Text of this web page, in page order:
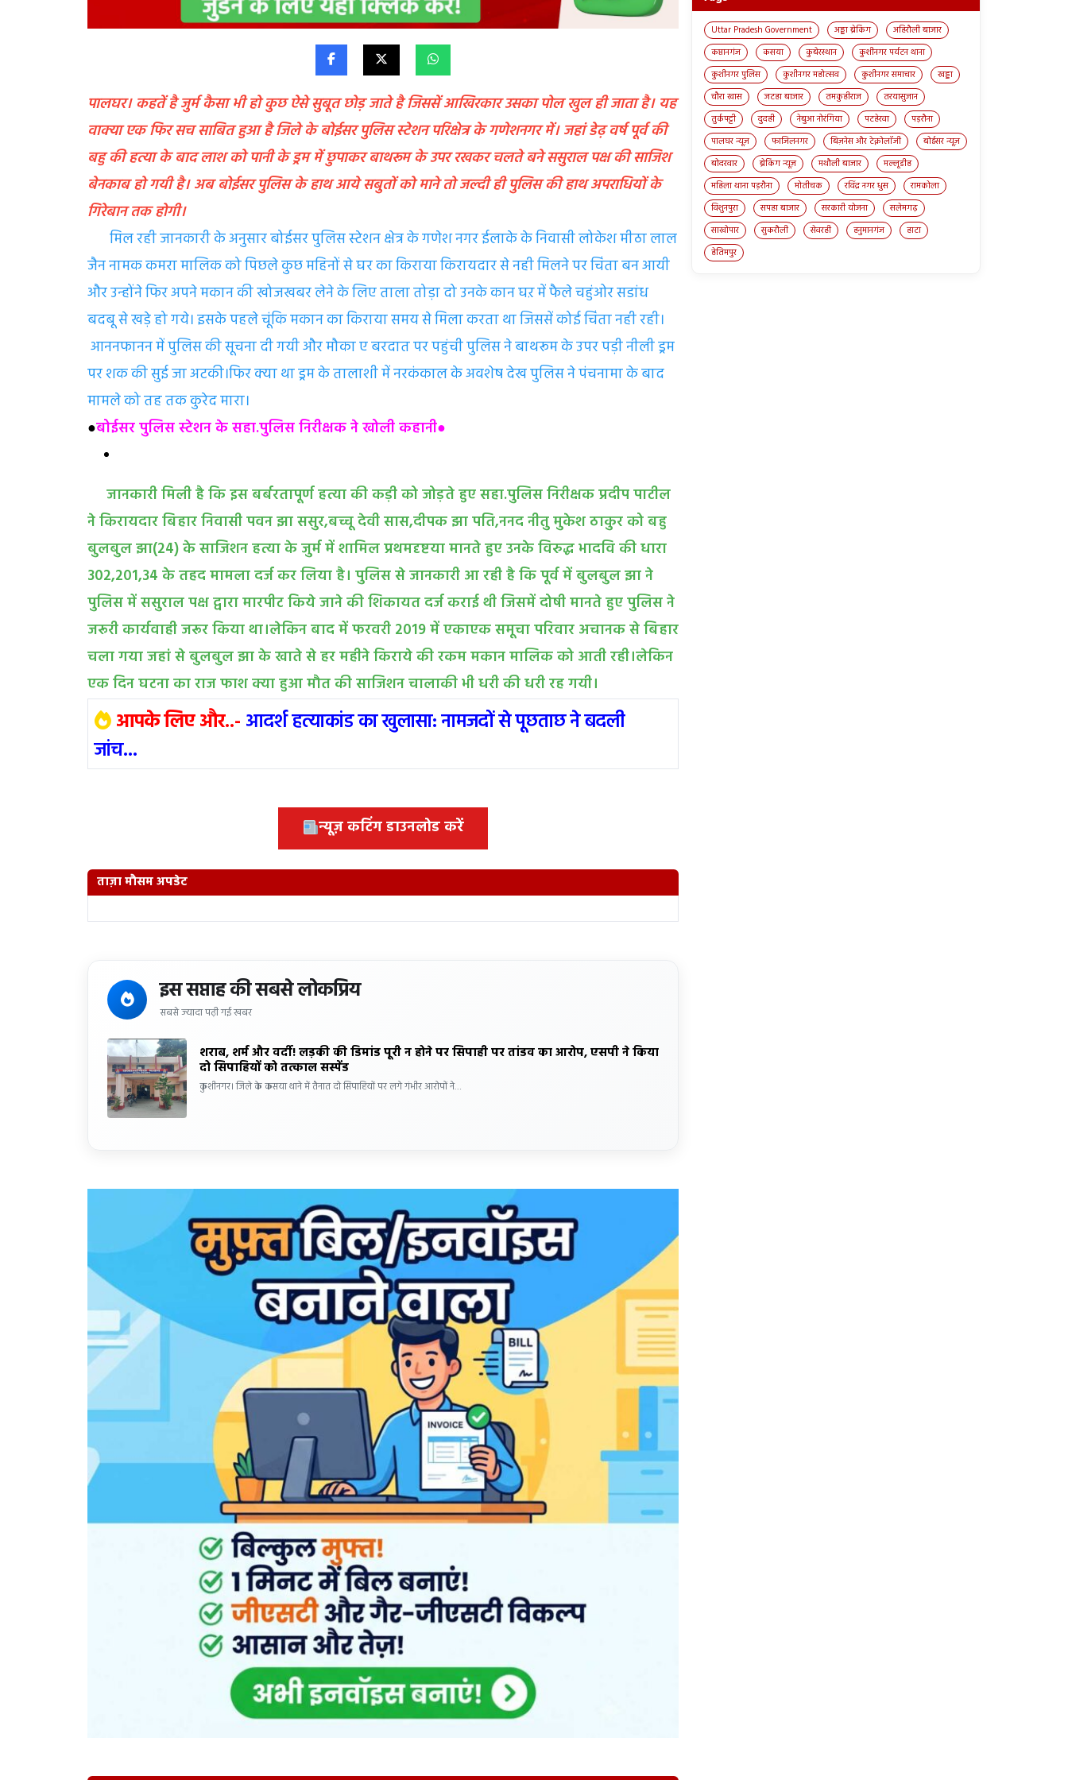
पालघर। कहतें है जुर्म कैसा भी हो कुछ ऐसे सुबूत छोड़ जाते है जिससें आखिरकार उसका पोल खुल ही जाता है। यह
वाक्या एक फिर सच साबित हुआ है जिले के बोईसर पुलिस स्टेशन परिक्षेत्र के गणेशनगर में। जहां डेढ़ वर्ष पूर्व की
बहु की हत्या के बाद लाश को पानी के ड्रम में छुपाकर बाथरूम के उपर रखकर चलते बने ससुराल पक्ष की साजिश
बेनकाब हो गयी है। अब बोईसर पुलिस के हाथ आये सबुतों को माने तो जल्दी ही पुलिस की हाथ अपराधियों के
गिरेबान तक होगी।
मिल रही जानकारी के अनुसार बोईसर पुलिस स्टेशन क्षेत्र के गणेश नगर ईलाके के निवासी लोकेश मीठा लाल
जैन नामक कमरा मालिक को पिछले कुछ महिनों से घर का किराया किरायदार से नही मिलने पर चिंता बन आयी
और उन्होंने फिर अपने मकान की खोजखबर लेने के लिए ताला तोड़ा दो उनके कान घऱ में फैले चहुंओर सडांध
बदबू से खड़े हो गये। इसके पहले चूंकि मकान का किराया समय से मिला करता था जिससें कोई चिंता नही रही।
आननफानन में पुलिस की सूचना दी गयी और मौका ए बरदात पर पहुंची पुलिस ने बाथरूम के उपर पड़ी नीली ड्रम
पर शक की सुई जा अटकी।फिर क्या था ड्रम के तालाशी में नरकंकाल के अवशेष देख पुलिस ने पंचनामा के बाद
मामले को तह तक कुरेद मारा।
●बोईसर पुलिस स्टेशन के सहा.पुलिस निरीक्षक ने खोली कहानी●
जानकारी मिली है कि इस बर्बरतापूर्ण हत्या की कड़ी को जोड़ते हुए सहा.पुलिस निरीक्षक प्रदीप पाटील
ने किरायदार बिहार निवासी पवन झा ससुर,बच्चू देवी सास,दीपक झा पति,ननद नीतु मुकेश ठाकुर को बहु
बुलबुल झा(24) के साजिशन हत्या के जुर्म में शामिल प्रथमदृष्टया मानते हुए उनके विरुद्ध भादवि की धारा
302,201,34 के तहद मामला दर्ज कर लिया है। पुलिस से जानकारी आ रही है कि पूर्व में बुलबुल झा ने
पुलिस में ससुराल पक्ष द्वारा मारपीट किये जाने की शिकायत दर्ज कराई थी जिसमें दोषी मानते हुए पुलिस ने
जरूरी कार्यवाही जरूर किया था।लेकिन बाद में फरवरी 2019 में एकाएक समूचा परिवार अचानक से बिहार
चला गया जहां से बुलबुल झा के खाते से हर महीने किराये की रकम मकान मालिक को आती रही।लेकिन
एक दिन घटना का राज फाश क्या हुआ मौत की साजिशन चालाकी भी धरी की धरी रह गयी।
आपके लिए और..- आदर्श हत्याकांड का खुलासा: नामजदों से पूछताछ ने बदली
जांच...
न्यूज़ कटिंग डाउनलोड करें
ताज़ा मौसम अपडेट
इस सप्ताह की सबसे लोकप्रिय
सबसे ज्यादा पढ़ी गई खबर
शराब, शर्म और वर्दी! लड़की की डिमांड पूरी न होने पर सिपाही पर तांडव का आरोप, एसपी ने किया
दो सिपाहियों को तत्काल सस्पेंड
कुशीनगर। जिले के कसया थाने में तैनात दो सिपाहियों पर लगे गंभीर आरोपों ने…
Uttar Pradesh Government अड्डा ब्रेकिंग
अहिरौली बाजार
कप्तानगंज
कसया कुबेरस्थान
कुशीनगर पर्यटन थाना
कुशीनगर पुलिस
कुशीनगर महोत्सव कुशीनगर समाचार
खड्डा
चौरा खास
जटहा बाजार तमकुहीराज
तरयासुजान
तुर्कपट्टी
दुदही नेबुआ नोरंगिया पटहेरवा
पड़रौना
पालघर न्यूज़
फाजिलनगर बिज़नेस और टेक्नोलॉजी
बोईसर न्यूज़
बोदरवार
ब्रेकिंग न्यूज़ मथौली बाजार
मल्लूडीह
महिला थाना पड़रौना
मोतीचक रविंद्र नगर धुस
रामकोला
विशुनपुरा
सपहा बाजार सरकारी योजना
सलेमगढ़
साखोपार
सुकरौली सेवरही हनुमानगंज
हाटा
हेतिमपुर